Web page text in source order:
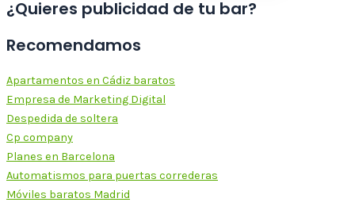
¿Quieres publicidad de tu bar?
Recomendamos
Apartamentos en Cádiz baratos
Empresa de Marketing Digital
Despedida de soltera
Cp company
Planes en Barcelona
Automatismos para puertas correderas
Móviles baratos Madrid